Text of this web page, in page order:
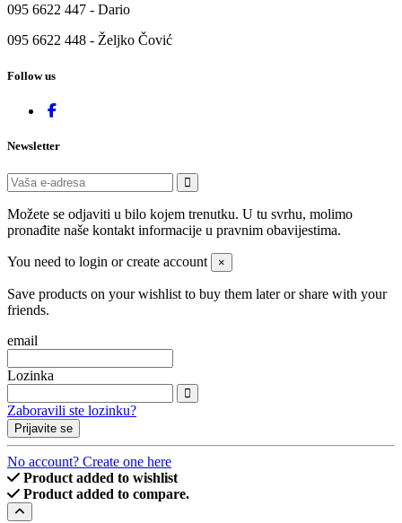
095 6622 447 - Dario
095 6622 448 - Željko Čović
Follow us
Newsletter
Možete se odjaviti u bilo kojem trenutku. U tu svrhu, molimo
pronađite naše kontakt informacije u pravnim obavijestima.
You need to login or create account ×
Save products on your wishlist to buy them later or share with your
friends.
email
Lozinka
Zaboravili ste lozinku?
Prijavite se
No account? Create one here
Product added to wishlist
Product added to compare.